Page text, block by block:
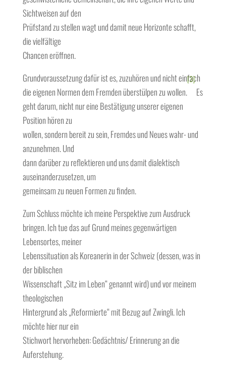
Sichtweisen auf den
Prüfstand zu stellen wagt und damit neue Horizonte schafft,
die vielfältige
Chancen eröffnen.
Grundvoraussetzung dafür ist es, zuzuhören und nicht einfach
die eigenen Normen dem Fremden überstülpen zu wollen.
[3]
Es
geht darum, nicht nur eine Bestätigung unserer eigenen
Position hören zu
wollen, sondern bereit zu sein, Fremdes und Neues wahr- und
anzunehmen. Und
dann darüber zu reflektieren und uns damit dialektisch
auseinanderzusetzen, um
gemeinsam zu neuen Formen zu finden.
Zum Schluss möchte ich meine Perspektive zum Ausdruck
bringen. Ich tue das auf Grund meines gegenwärtigen
Lebensortes, meiner
Lebenssituation als Koreanerin in der Schweiz (dessen, was in
der biblischen
Wissenschaft „Sitz im Leben“ genannt wird) und vor meinem
theologischen
Hintergrund als „Reformierte“ mit Bezug auf Zwingli. Ich
möchte hier nur ein
Stichwort hervorheben: Gedächtnis/ Erinnerung an die
Auferstehung.